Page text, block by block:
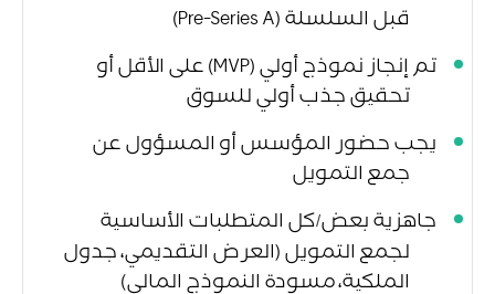
قبل السلسلة (Pre-Series A)
تم إنجاز نموذج أولي (MVP)
على الأقل أو
تحقيق جذب أولي للسوق
يجب حضور المؤسس أو المسؤول عن
جمع التمويل
جاهزية بعض/كل المتطلبات الأساسية
لجمع التمويل (العرض التقديمي، جدول
الملكية، مسودة النموذج المالي)